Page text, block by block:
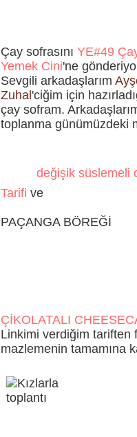
Çay sofrasını YE#49
Yemek Cini'ne
Sevgili arkadaşlarım
Zuhal 'ciğim için
çay sofram.
toplanma günümüzdeki
değişik süslemeli
Tarifi ve
PAÇANGA BÖREĞİ
ÇİKOLATALI
Linkimi verdiğim tariften
mazlemenin tamamına